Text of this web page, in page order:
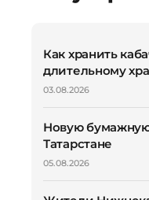
Как хранить
длительному
03.08.2026
Новую
Татарстане
05.08.2026